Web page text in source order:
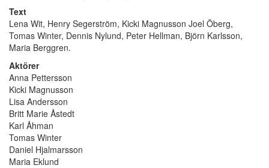
Text
Lena Wit, Henry Segerström, Kicki Magnusson Joel Öberg,
Tomas Winter, Dennis Nylund, Peter Hellman, Björn Karlsson,
Maria Berggren.
Aktörer
Anna Pettersson
Kicki Magnusson
Lisa Andersson
Britt Marie Åstedt
Karl Åhman
Tomas Winter
Daniel Hjalmarsson
Maria Eklund